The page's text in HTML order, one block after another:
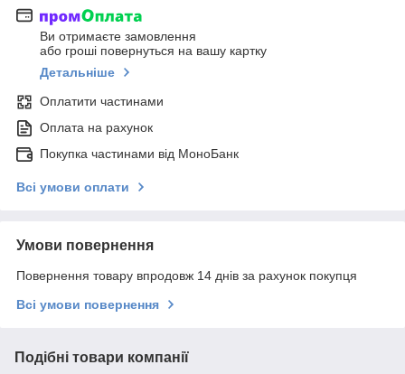
Ви отримаєте замовлення
або гроші повернуться на вашу картку
Детальніше
Оплатити частинами
Оплата на рахунок
Покупка частинами від МоноБанк
Всі умови оплати
Умови повернення
Повернення товару впродовж 14 днів за рахунок покупця
Всі умови повернення
Подібні товари компанії